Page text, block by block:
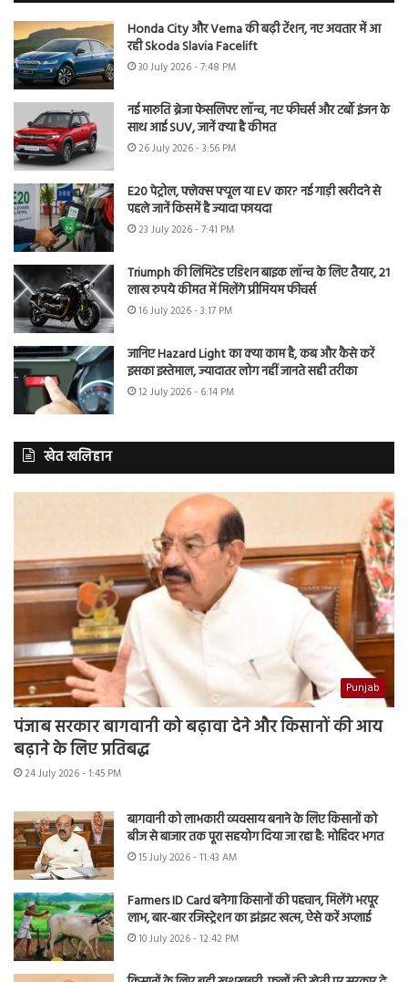
Honda City और Verna की बढ़ी टेंशन, नए अवतार में आ
रही Skoda Slavia Facelift
30 July 2026 - 7:48 PM
नई मारुति ब्रेजा फेसलिफ्ट लॉन्च, नए फीचर्स और टर्बो इंजन के
साथ आई SUV, जानें क्या है कीमत
26 July 2026 - 3:56 PM
E20 पेट्रोल, फ्लेक्स फ्यूल या EV कार? नई गाड़ी खरीदने से
पहले जानें किसमें है ज्यादा फायदा
23 July 2026 - 7:41 PM
Triumph की लिमिटेड एडिशन बाइक लॉन्च के लिए तैयार, 21
लाख रुपये कीमत में मिलेंगे प्रीमियम फीचर्स
16 July 2026 - 3:17 PM
जानिए Hazard Light का क्या काम है, कब और कैसे करें
इसका इस्तेमाल, ज्यादातर लोग नहीं जानते सही तरीका
12 July 2026 - 6:14 PM
खेत खलिहान
Punjab
पंजाब सरकार बागवानी को बढ़ावा देने और किसानों की आय
बढ़ाने के लिए प्रतिबद्ध
24 July 2026 - 1:45 PM
बागवानी को लाभकारी व्यवसाय बनाने के लिए किसानों को
बीज से बाजार तक पूरा सहयोग दिया जा रहा है: मोहिंदर भगत
15 July 2026 - 11:43 AM
Farmers ID Card बनेगा किसानों की पहचान, मिलेंगे भरपूर
लाभ, बार-बार रजिस्ट्रेशन का झंझट खत्म, ऐसे करें अप्लाई
10 July 2026 - 12:42 PM